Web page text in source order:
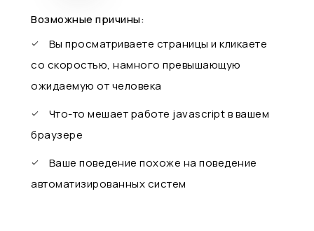
Возможные причины:
Вы просматриваете страницы и кликаете
со скоростью, намного превышающую
ожидаемую от человека
Что-то мешает работе javascript в вашем
браузере
Ваше поведение похоже на поведение
автоматизированных систем